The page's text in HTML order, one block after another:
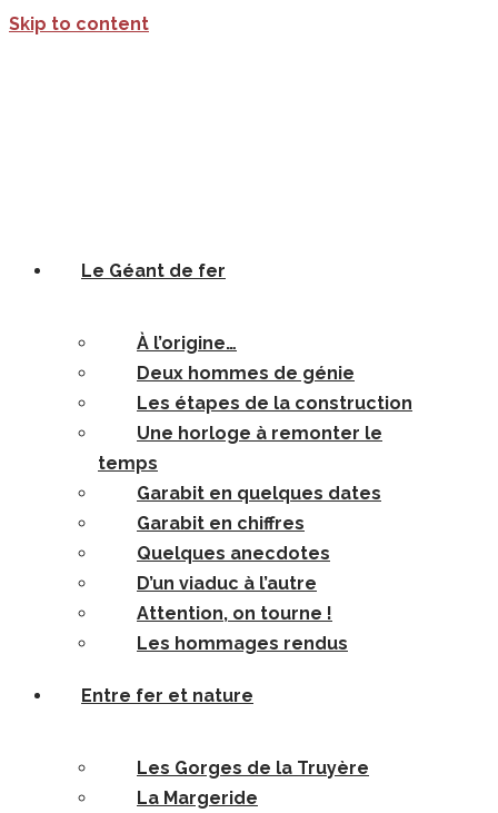
Skip to content
Le Géant de fer
À l’origine…
Deux hommes de génie
Les étapes de la construction
Une horloge à remonter le
temps
Garabit en quelques dates
Garabit en chiffres
Quelques anecdotes
D’un viaduc à l’autre
Attention, on tourne !
Les hommages rendus
Entre fer et nature
Les Gorges de la Truyère
La Margeride